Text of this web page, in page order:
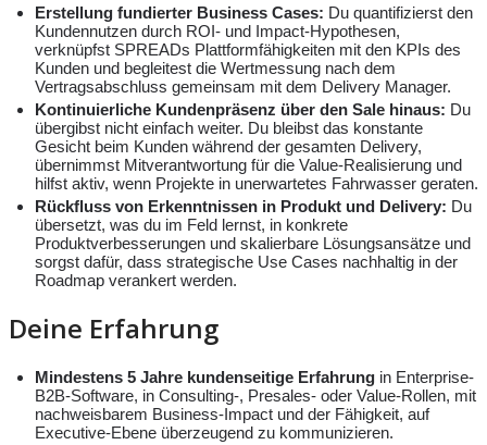
Erstellung fundierter Business Cases: Du quantifizierst den
Kundennutzen durch ROI- und Impact-Hypothesen,
verknüpfst SPREADs Plattformfähigkeiten mit den KPIs des
Kunden und begleitest die Wertmessung nach dem
Vertragsabschluss gemeinsam mit dem Delivery Manager.
Kontinuierliche Kundenpräsenz über den Sale hinaus: Du
übergibst nicht einfach weiter. Du bleibst das konstante
Gesicht beim Kunden während der gesamten Delivery,
übernimmst Mitverantwortung für die Value-Realisierung und
hilfst aktiv, wenn Projekte in unerwartetes Fahrwasser geraten.
Rückfluss von Erkenntnissen in Produkt und Delivery: Du
übersetzt, was du im Feld lernst, in konkrete
Produktverbesserungen und skalierbare Lösungsansätze und
sorgst dafür, dass strategische Use Cases nachhaltig in der
Roadmap verankert werden.
Deine Erfahrung
Mindestens 5 Jahre kundenseitige Erfahrung in Enterprise-
B2B-Software, in Consulting-, Presales- oder Value-Rollen, mit
nachweisbarem Business-Impact und der Fähigkeit, auf
Executive-Ebene überzeugend zu kommunizieren.